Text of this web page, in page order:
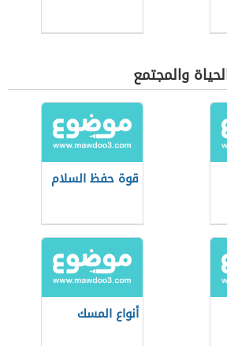
والمجتمع
قوة حفظ السلام
أنواع المسك